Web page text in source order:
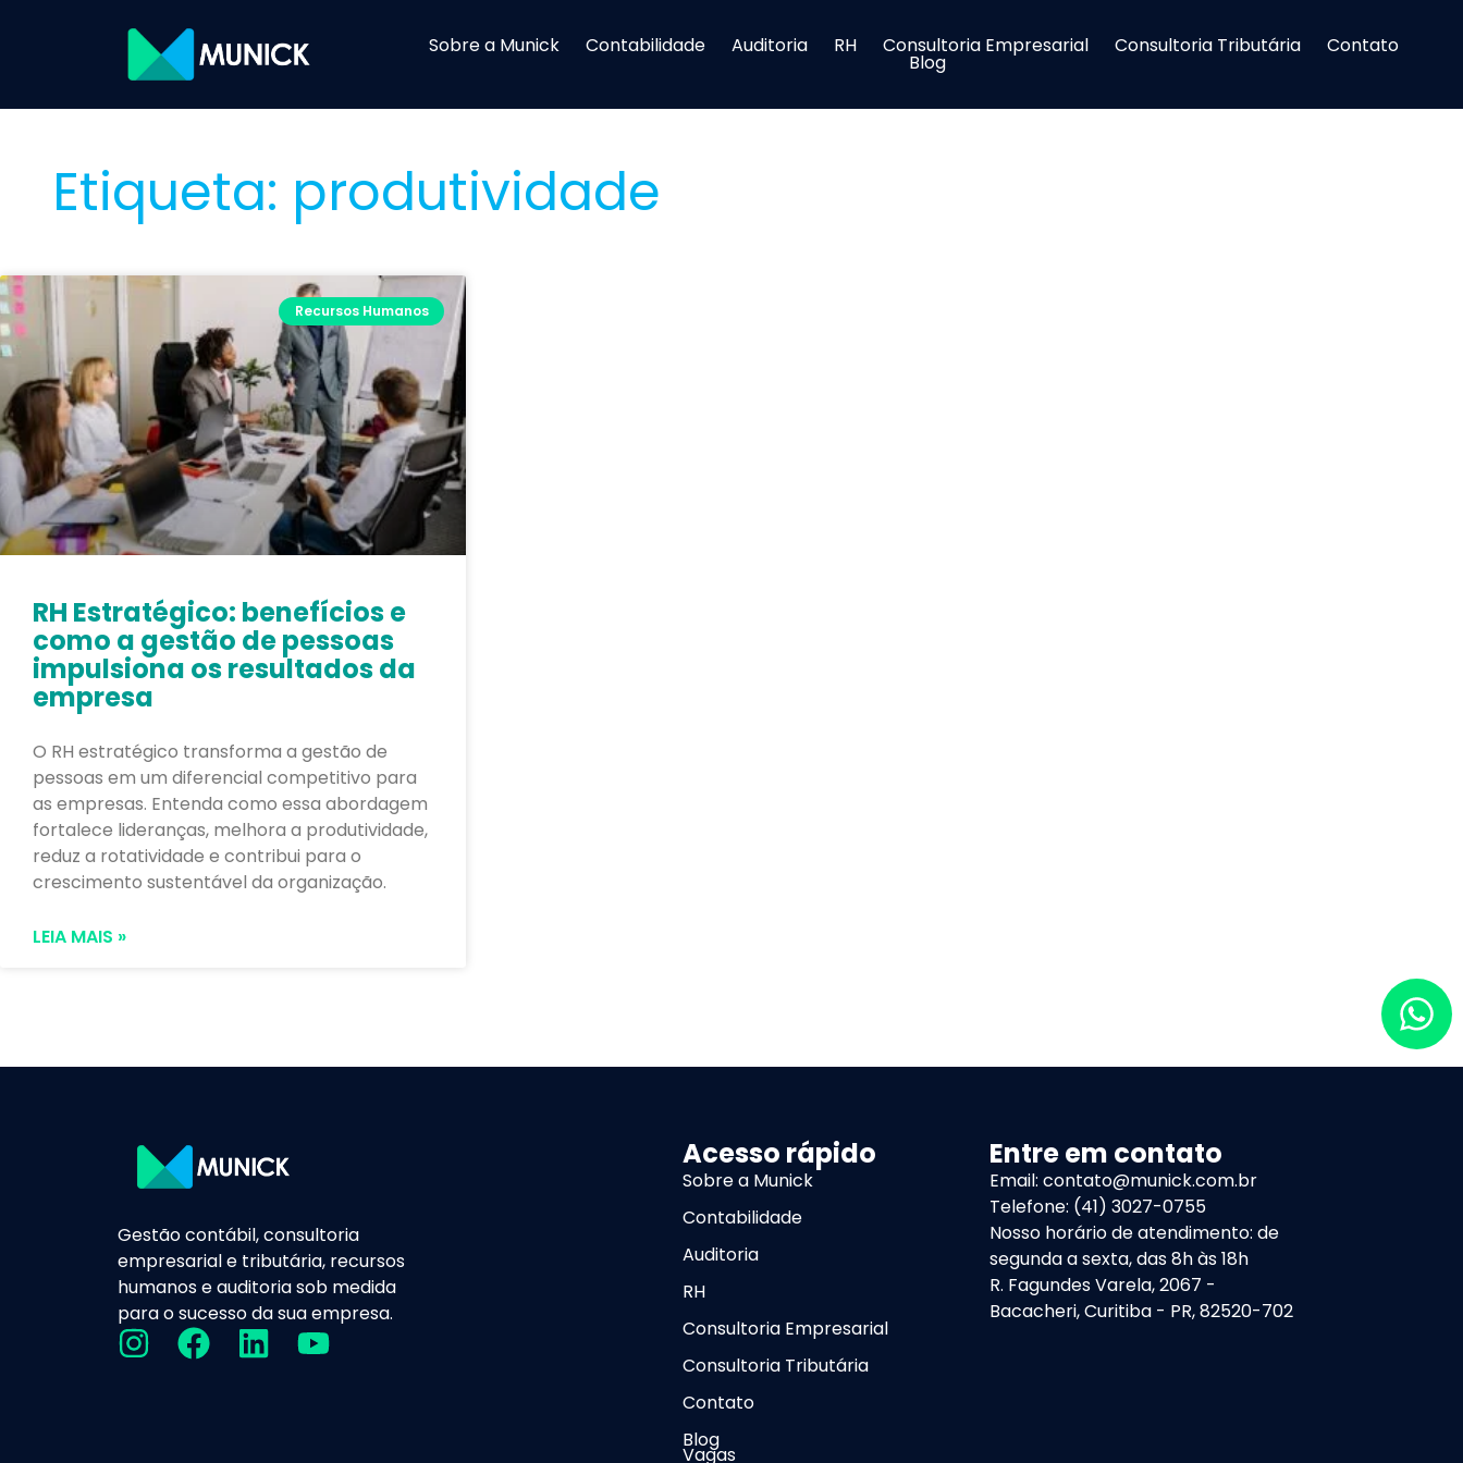
Sobre a Munick Contabilidade Auditoria RH Consultoria Empresarial Consultoria Tributária Contato
Blog
Etiqueta: produtividade
Recursos Humanos
RH Estratégico: benefícios e
como a gestão de pessoas
impulsiona os resultados da
empresa
O RH estratégico transforma a gestão de
pessoas em um diferencial competitivo para
as empresas. Entenda como essa abordagem
fortalece lideranças, melhora a produtividade,
reduz a rotatividade e contribui para o
crescimento sustentável da organização.
LEIA MAIS »
Gestão contábil, consultoria
empresarial e tributária, recursos
humanos e auditoria sob medida
para o sucesso da sua empresa.
Acesso rápido
Sobre a Munick
Contabilidade
Auditoria
RH
Consultoria Empresarial
Consultoria Tributária
Contato
Blog
Vagas
Entre em contato
Email: contato@munick.com.br
Telefone: (41) 3027-0755
Nosso horário de atendimento: de
segunda a sexta, das 8h às 18h
R. Fagundes Varela, 2067 -
Bacacheri, Curitiba - PR, 82520-702